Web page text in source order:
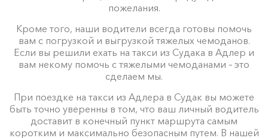
пожелания.
Кроме того, наши водители всегда готовы помочь
вам с погрузкой и выгрузкой тяжелых чемоданов.
Если вы решили ехать на такси из Судака в Адлер и
вам некому помочь с тяжелыми чемоданами – это
сделаем мы.
При поездке на такси из Адлера в Судак вы можете
быть точно уверенны в том, что ваш личный водитель
доставит в конечный пункт маршрута самым
коротким и максимально безопасным путем. В нашей